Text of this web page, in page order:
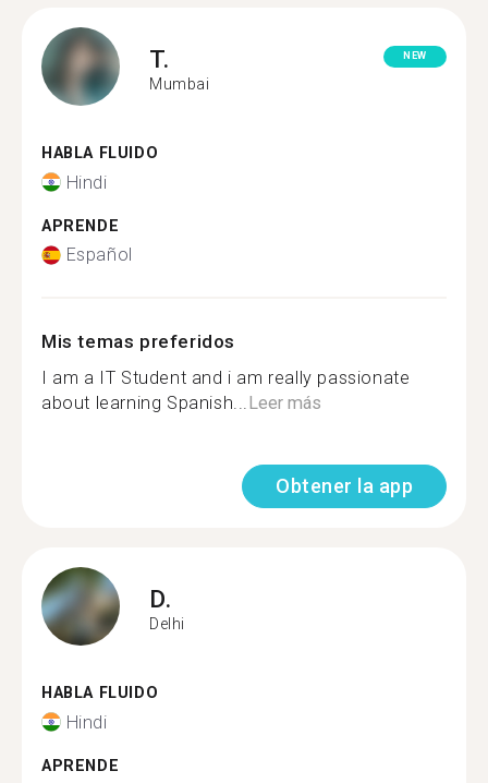
T.
Mumbai
NEW
HABLA FLUIDO
Hindi
APRENDE
Español
Mis temas preferidos
I am a IT Student and i am really passionate
about learning Spanish...Leer más
Obtener la app
D.
Delhi
HABLA FLUIDO
Hindi
APRENDE